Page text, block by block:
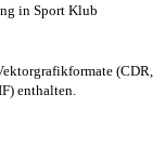
in Sport Klub
(CDR,
enthalten.